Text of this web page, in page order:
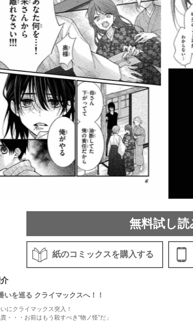
無料試し読
紙のコミックスを購入する
いを巡る クライマックスへ！！
にクライマックス突入！
貴・・・お前はもう殺すべき“物ノ怪”だ」